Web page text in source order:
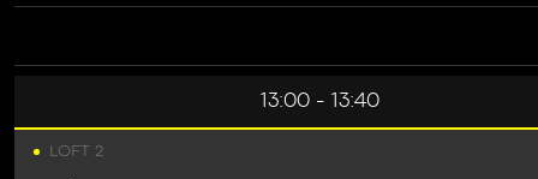
13:00 - 13:40
LOFT 2